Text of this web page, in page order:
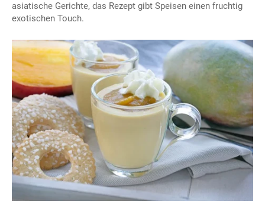
asiatische Gerichte, das Rezept gibt Speisen einen fruchtig
exotischen Touch.